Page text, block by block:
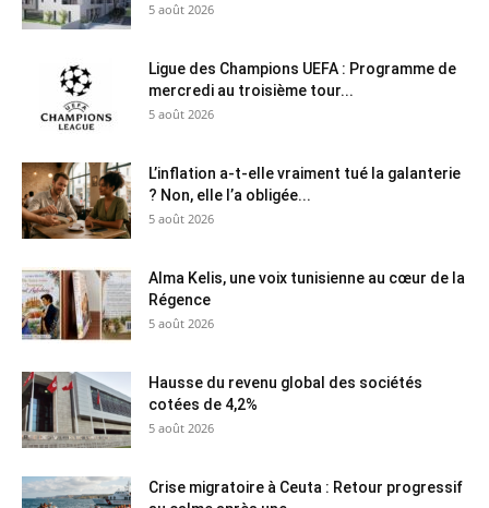
5 août 2026
Ligue des Champions UEFA : Programme de
mercredi au troisième tour...
5 août 2026
L’inflation a-t-elle vraiment tué la galanterie
? Non, elle l’a obligée...
5 août 2026
Alma Kelis, une voix tunisienne au cœur de la
Régence
5 août 2026
Hausse du revenu global des sociétés
cotées de 4,2%
5 août 2026
Crise migratoire à Ceuta : Retour progressif